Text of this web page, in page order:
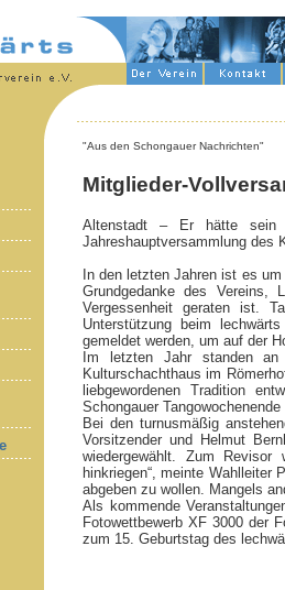
"Aus den Schongauer Nachrichten"
Mitglieder-
Altenstadt – Er hätte sein
Jahreshauptversammlung des
In den letzten Jahren ist es
Grundgedanke des
Vergessenheit geraten ist.
Unterstützung beim
gemeldet werden, um auf der
Im letzten Jahr standen an
Kulturschachthaus im
liebgewordenen Tradition
Schongauer
Bei den turnusmäßig
Vorsitzender und Helmut
wiedergewählt. Zum
hinkriegen“, meinte Wahlleiter
abgeben zu wollen. Mangels
Als kommende
Fotowettbewerb XF 3000 der
zum 15. Geburtstag des